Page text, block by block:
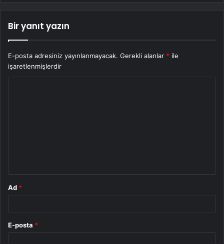
Bir yanıt yazın
E-posta adresiniz yayınlanmayacak. Gerekli alanlar * ile
işaretlenmişlerdir
Ad *
E-posta *